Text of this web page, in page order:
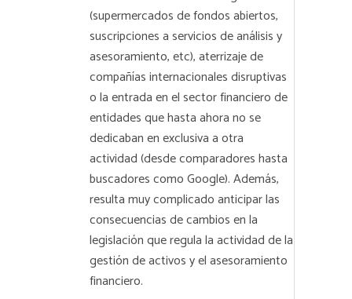
(supermercados de fondos abiertos,
suscripciones a servicios de análisis y
asesoramiento, etc), aterrizaje de
compañías internacionales disruptivas
o la entrada en el sector financiero de
entidades que hasta ahora no se
dedicaban en exclusiva a otra
actividad (desde comparadores hasta
buscadores como Google). Además,
resulta muy complicado anticipar las
consecuencias de cambios en la
legislación que regula la actividad de la
gestión de activos y el asesoramiento
financiero.